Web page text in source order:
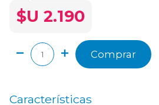
$U 2.190
Comprar
Características